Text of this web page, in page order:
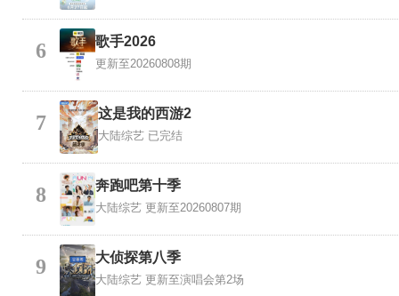
6 歌手2026
更新至20260808期
7 这是我的西游2
大陆综艺 已完结
8 奔跑吧第十季
大陆综艺 更新至20260807期
9 大侦探第八季
大陆综艺 更新至演唱会第2场